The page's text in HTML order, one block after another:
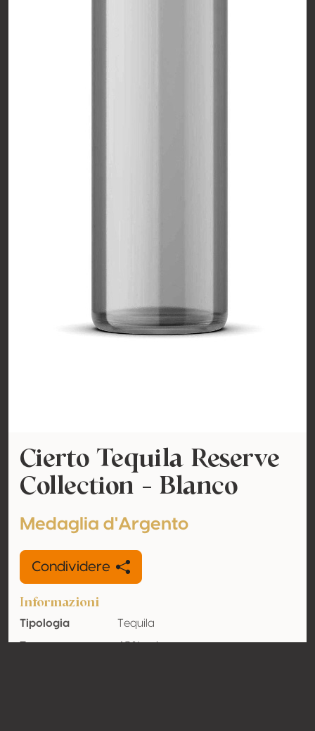
Cierto Tequila Reserve
Collection - Blanco
Medaglia d'Argento
Condividere
Informazioni
Tipologia
Tequila
Tenore
40% vol